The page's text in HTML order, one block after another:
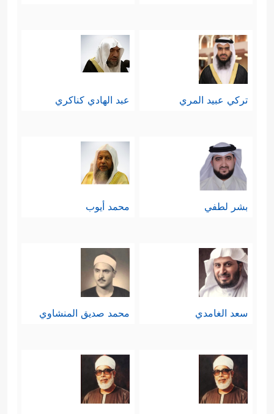
تركي عبيد المري عبد الهادي كناكري
بشر لطفي محمد أيوب
سعد الغامدي محمد صديق المنشاوي